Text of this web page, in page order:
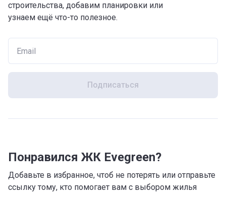
строительства, добавим планировки или
узнаем ещё что-то полезное.
Подписаться
Понравился ЖК Evegreen?
Добавьте в избранное, чтоб не потерять или отправьте
ссылку тому, кто помогает вам с выбором жилья